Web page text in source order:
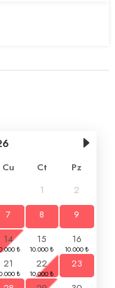
Cu Ct
Pz
1
2
7 8
9
14 15
16
21 22
23